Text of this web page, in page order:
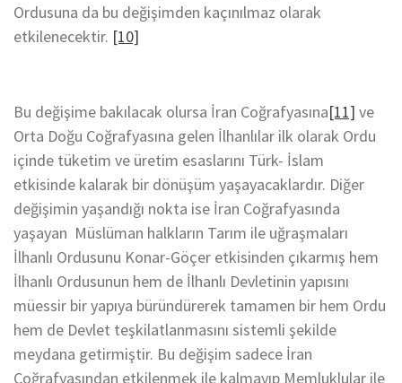
Ordusuna da bu değişimden kaçınılmaz olarak
etkilenecektir. [10]
Bu değişime bakılacak olursa İran Coğrafyasına[11] ve
Orta Doğu Coğrafyasına gelen İlhanlılar ilk olarak Ordu
içinde tüketim ve üretim esaslarını Türk- İslam
etkisinde kalarak bir dönüşüm yaşayacaklardır. Diğer
değişimin yaşandığı nokta ise İran Coğrafyasında
yaşayan Müslüman halkların Tarım ile uğraşmaları
İlhanlı Ordusunu Konar-Göçer etkisinden çıkarmış hem
İlhanlı Ordusunun hem de İlhanlı Devletinin yapısını
müessir bir yapıya büründürerek tamamen bir hem Ordu
hem de Devlet teşkilatlanmasını sistemli şekilde
meydana getirmiştir. Bu değişim sadece İran
Coğrafyasından etkilenmek ile kalmayıp Memluklular ile